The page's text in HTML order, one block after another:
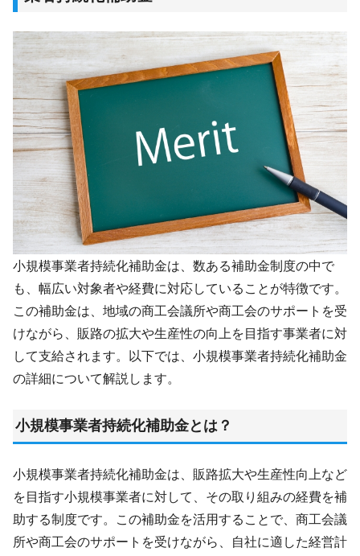
小規模事業者持続化補助金は、数ある補助金制度の中で
も、幅広い対象者や経費に対応していることが特徴です。
この補助金は、地域の商工会議所や商工会のサポートを受
けながら、販路の拡大や生産性の向上を目指す事業者に対
して支給されます。以下では、小規模事業者持続化補助金
の詳細について解説します。
小規模事業者持続化補助金とは？
小規模事業者持続化補助金は、販路拡大や生産性向上など
を目指す小規模事業者に対して、その取り組みの経費を補
助する制度です。この補助金を活用することで、商工会議
所や商工会のサポートを受けながら、自社に適した経営計